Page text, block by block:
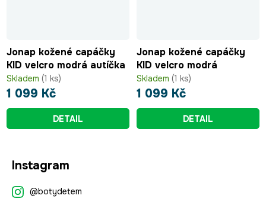
Jonap kožené capáčky
KID velcro modrá autíčka
Skladem (1 ks)
1 099 Kč
DETAIL
Jonap kožené capáčky
KID velcro modrá
Skladem (1 ks)
1 099 Kč
DETAIL
Instagram
@botydetem